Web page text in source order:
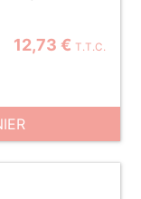
12,73 € T.T.C.